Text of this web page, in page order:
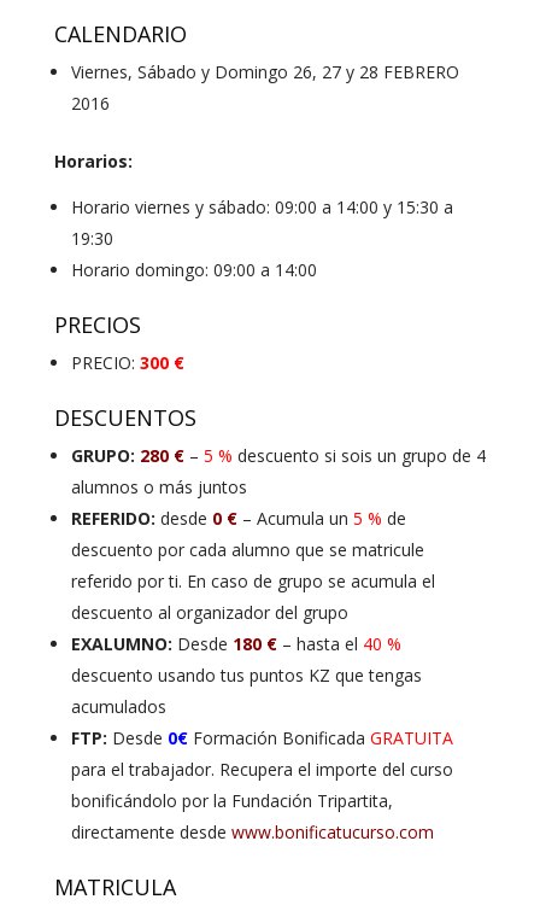
CALENDARIO
Viernes, Sábado y Domingo 26, 27 y 28 FEBRERO
2016
Horarios:
Horario viernes y sábado: 09:00 a 14:00 y 15:30 a
19:30
Horario domingo: 09:00 a 14:00
PRECIOS
PRECIO: 300 €
DESCUENTOS
GRUPO: 280 €– 5 % descuento si sois un grupo de 4
alumnos o más juntos
REFERIDO: desde 0 €– Acumula un 5 % de
descuento por cada alumno que se matricule
referido por ti. En caso de grupo se acumula el
descuento al organizador del grupo
EXALUMNO: Desde 180 €– hasta el 40 %
descuento usando tus puntos KZ que tengas
acumulados
FTP: Desde 0€Formación Bonificada GRATUITA
para el trabajador. Recupera el importe del curso
bonificándolo por la Fundación Tripartita,
directamente desde www.bonificatucurso.com
MATRICULA